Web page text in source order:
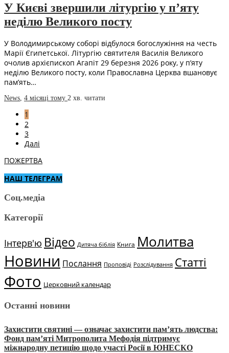
У Києві звершили літургію у п’яту
неділю Великого посту
У Володимирському соборі відбулося богослужіння на честь
Марії Єгипетської. Літургію святителя Василія Великого
очолив архієпископ Агапіт 29 березня 2026 року, у п’яту
неділю Великого посту, коли Православна Церква вшановує
пам’ять…
News, 4 місяці тому 2 хв. читати
1
2
3
Далі
ПОЖЕРТВА
НАШ ТЕЛЕГРАМ
Соц.медіа
Категорії
Інтерв'ю Відео Дитяча біблія Книга Молитва
Новини Послання Проповіді Розслідування Статті
Фото Церковний календар
Останні новини
Захистити святині — означає захистити пам’ять людства:
Фонд пам’яті Митрополита Мефодія підтримує
міжнародну петицію щодо участі Росії в ЮНЕСКО